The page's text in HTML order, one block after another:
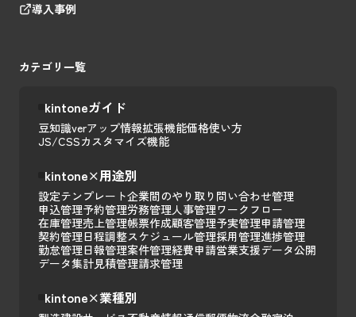
導入事例
カテゴリ一覧
kintoneガイド
豆知識verアップ情報拡張機能価格使い方
JS/CSSカスタマイズ機能
kintone×用途別
設定テンプレート企業間のやり取り 問い合わせ管理
申込管理予約管理労務管理人事管理ワークフロー
在庫管理売上管理帳票作成顧客管理予実管理申請管理
契約管理日程調整スケジュール管理採用管理進捗管理
勤怠管理日報管理案件管理経費申請営業支援データ公開
データ集計見積管理請求管理
kintone×業種別